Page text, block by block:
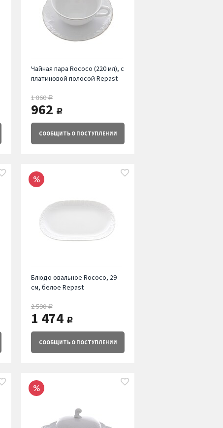
Чайная пара Rococo (220 мл), с
платиновой полосой Repast
1 860руб.
962 руб.
СООБЩИТЬО ПОСТУПЛЕНИИ
Блюдо овальное Rococo, 29
см, белое Repast
2 590руб.
1 474 руб.
СООБЩИТЬО ПОСТУПЛЕНИИ